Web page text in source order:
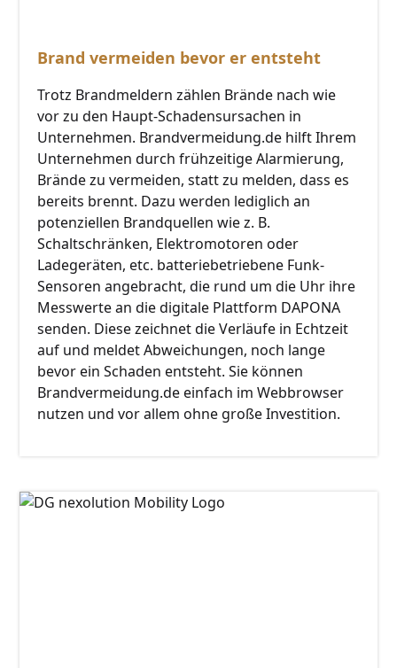
Brand vermeiden bevor er entsteht
Trotz Brandmeldern zählen Brände nach wie
vor zu den Haupt-Schadensursachen in
Unternehmen. Brandvermeidung.de hilft Ihrem
Unternehmen durch frühzeitige Alarmierung,
Brände zu vermeiden, statt zu melden, dass es
bereits brennt. Dazu werden lediglich an
potenziellen Brandquellen wie z. B.
Schaltschränken, Elektromotoren oder
Ladegeräten, etc. batteriebetriebene Funk-
Sensoren angebracht, die rund um die Uhr ihre
Messwerte an die digitale Plattform DAPONA
senden. Diese zeichnet die Verläufe in Echtzeit
auf und meldet Abweichungen, noch lange
bevor ein Schaden entsteht. Sie können
Brandvermeidung.de einfach im Webbrowser
nutzen und vor allem ohne große Investition.